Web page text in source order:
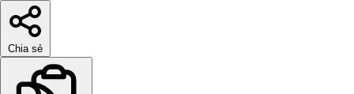
Chia sẻ